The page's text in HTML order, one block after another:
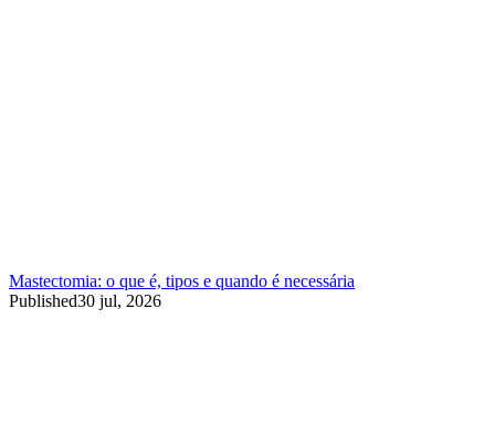
Mastectomia: o que é, tipos e quando é necessária
Published30 jul, 2026